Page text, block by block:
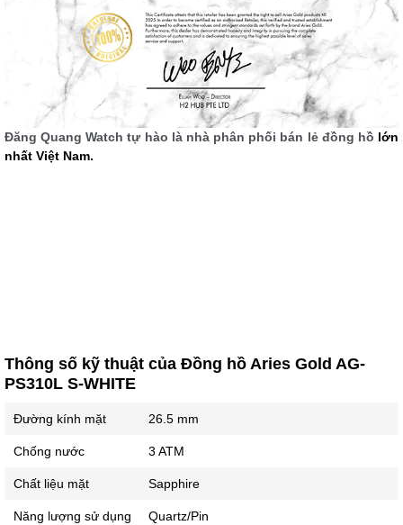
Đăng Quang Watch tự hào là nhà phân phối bán lẻ đồng hồ lớn
nhất Việt Nam.
Thông số kỹ thuật của Đồng hồ Aries Gold AG-
PS310L S-WHITE
Đường kính mặt 26.5 mm
Chống nước 3 ATM
Chất liệu mặt Sapphire
Năng lượng sử dụng Quartz/Pin